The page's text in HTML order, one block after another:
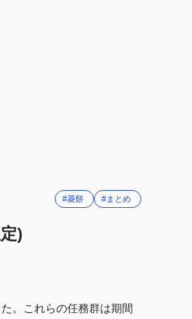
#菱餅 #まとめ
)
。これらの任務群は期間